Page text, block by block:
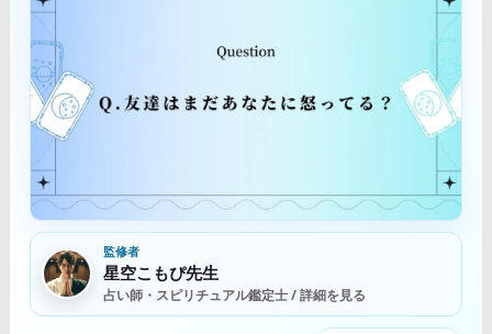
監修者
星空こもぴ先生
占い師・スピリチュアル鑑定士 / 詳細を見る